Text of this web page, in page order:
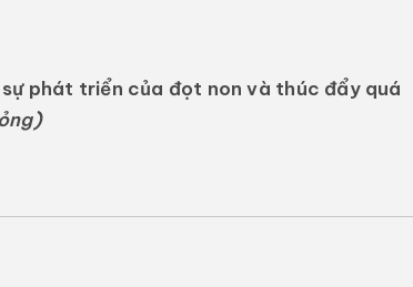
phát triển của đọt non và thúc đẩy quá